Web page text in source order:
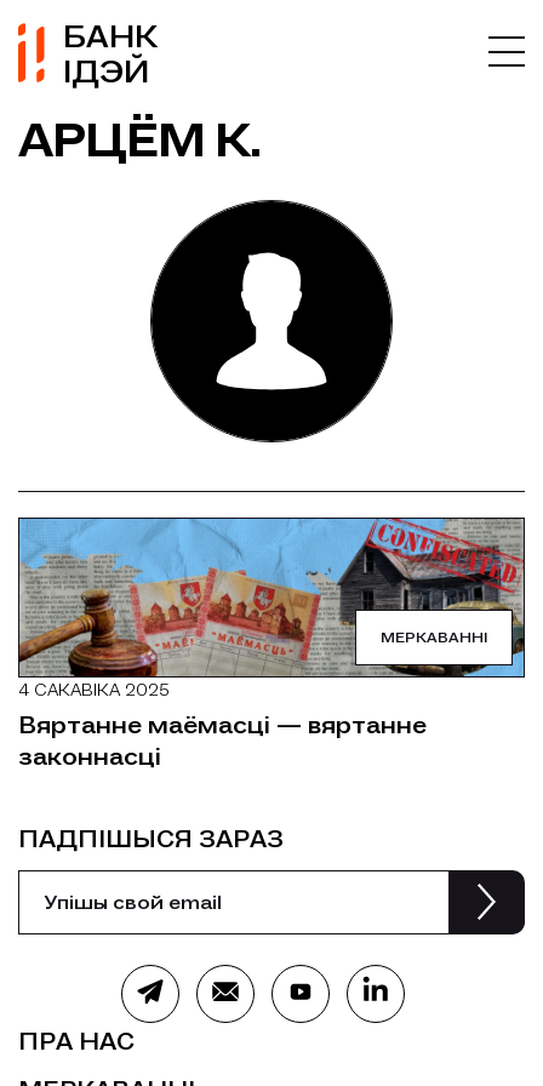
БАНК
ІДЭЙ
АРЦЁМ К.
МЕРКАВАННІ
4 САКАВІКА 2025
Вяртанне маёмасцi — вяртанне
законнасцi
ПРА НАС
ПАДПІШЫСЯ ЗАРАЗ